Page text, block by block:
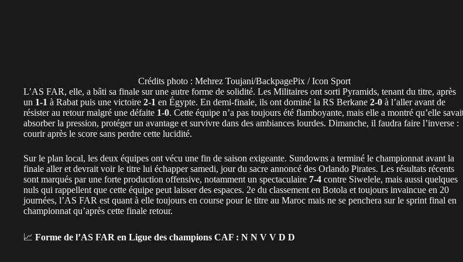
📈Forme de l’AS FAR en Ligue des champions CAF : N N V V D D
📈Forme récente de l’AS FAR en Botola : N N V N N V
📈Forme récente de Mamelodi Sundowns en championnat : V V N V N V
Actualité des équipes AS FAR Rabat et Mamelodi Sundowns
trouve des espaces. Devant lui,Fallou Mendyest remis sa sa blessure et postule à une place en défense centrale. Plus